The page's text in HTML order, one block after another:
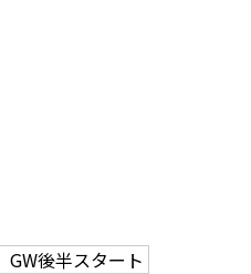
後半スタート